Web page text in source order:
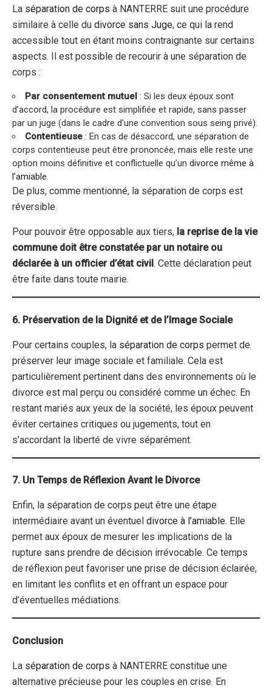
La séparation de corps à NANTERRE suit une procédure
similaire à celle du divorce sans Juge, ce qui la rend
accessible tout en étant moins contraignante sur certains
aspects. Il est possible de recourir à une séparation de
corps :
Par consentement mutuel : Si les deux époux sont
d’accord, la procédure est simplifiée et rapide, sans passer
par un juge (dans le cadre d’une convention sous seing privé).
Contentieuse : En cas de désaccord, une séparation de
corps contentieuse peut être prononcée, mais elle reste une
option moins définitive et conflictuelle qu’un divorce même à
l’amiable.
De plus, comme mentionné, la séparation de corps est
réversible.
Pour pouvoir être opposable aux tiers, la reprise de la vie
commune doit être constatée par un notaire ou
déclarée à un officier d’état civil . Cette déclaration peut
être faite dans toute mairie.
6. Préservation de la Dignité et de l’Image Sociale
Pour certains couples, la séparation de corps permet de
préserver leur image sociale et familiale. Cela est
particulièrement pertinent dans des environnements où le
divorce est mal perçu ou considéré comme un échec. En
restant mariés aux yeux de la société, les époux peuvent
éviter certaines critiques ou jugements, tout en
s’accordant la liberté de vivre séparément.
7. Un Temps de Réflexion Avant le Divorce
Enfin, la séparation de corps peut être une étape
intermédiaire avant un éventuel divorce à l’amiable. Elle
permet aux époux de mesurer les implications de la
rupture sans prendre de décision irrévocable. Ce temps
de réflexion peut favoriser une prise de décision éclairée,
en limitant les conflits et en offrant un espace pour
d’éventuelles médiations.
Conclusion
La séparation de corps à NANTERRE constitue une
alternative précieuse pour les couples en crise. En